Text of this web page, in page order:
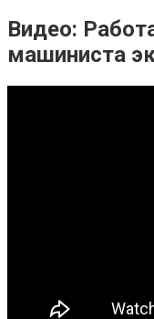
Видео:
машиниста